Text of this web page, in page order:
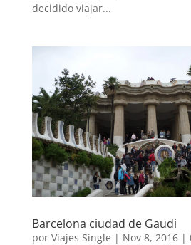
decidido viajar...
Barcelona ciudad de Gaudi
por Viajes Single | Nov 8, 2016|